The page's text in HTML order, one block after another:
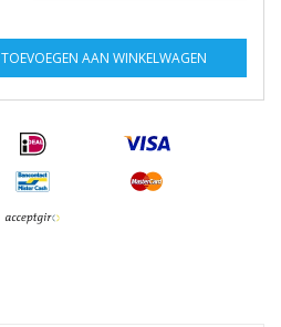
TOEVOEGEN AAN WINKELWAGEN